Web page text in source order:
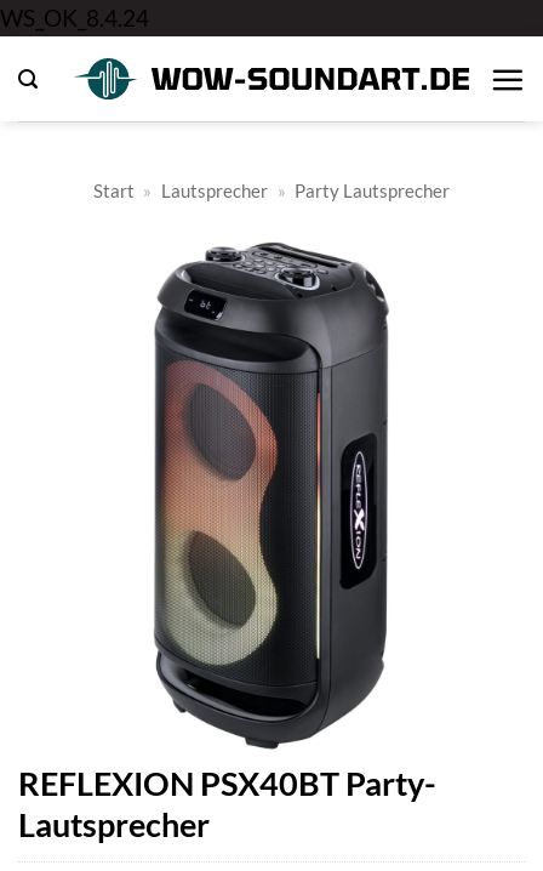
WS_OK_8.4.24
springen
Start » Lautsprecher » Party Lautsprecher
REFLEXION PSX40BT Party-
Lautsprecher